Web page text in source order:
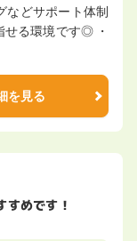
などサポート体制
せる環境です◎ ・
を見る
すめです！